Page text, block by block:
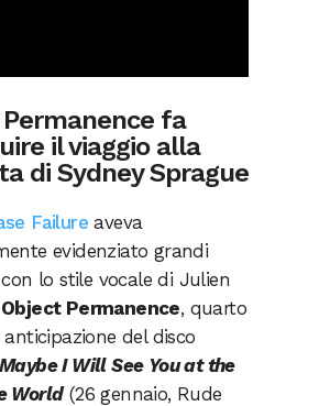
fa
il viaggio alla
di Sydney Sprague
Failure aveva
evidenziato grandi
lo stile vocale di Julien
Object Permanence, quarto
del disco
Maybe I Will See You at the
World(26 gennaio, Rude